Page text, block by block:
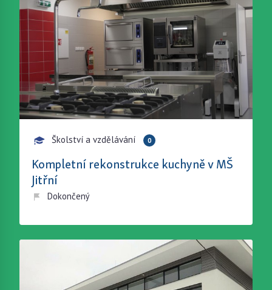
Školství a vzdělávání 0
Kompletní rekonstrukce kuchyně v MŠ
Jitřní
Dokončený